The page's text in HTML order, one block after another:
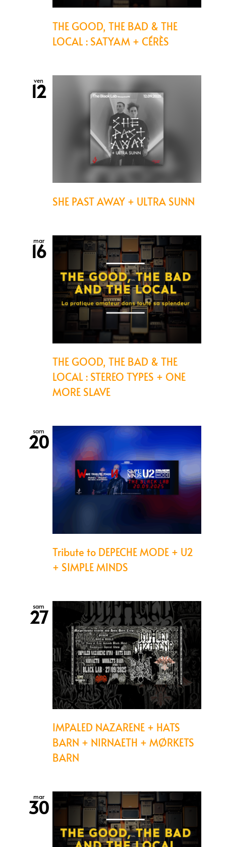
THE GOOD, THE BAD & THE
LOCAL : SATYAM + CÉRÈS
ven
12
SHE PAST AWAY + ULTRA SUNN
mar
16
THE GOOD, THE BAD & THE
LOCAL : STEREO TYPES + ONE
MORE SLAVE
sam
20
Tribute to DEPECHE MODE + U2
+ SIMPLE MINDS
sam
27
IMPALED NAZARENE + HATS
BARN + NIRNAETH + MØRKETS
BARN
mar
30